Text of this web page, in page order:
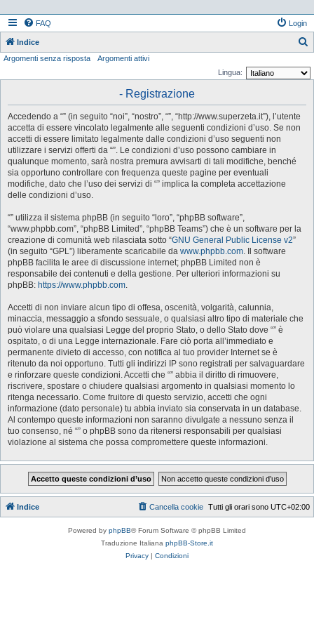
FAQ Login
Indice
Argomenti senza risposta
Argomenti attivi
Lingua:
- Registrazione
Accedendo a “” (in seguito “noi”, “nostro”, “”, “http://www.superzeta.it”), l’utente
accetta di essere vincolato legalmente alle seguenti condizioni d’uso. Se non
accetti di essere limitato legalmente dalle condizioni d’uso seguenti non
utilizzare i servizi offerti da “”. Le condizioni d’uso possono cambiare in
qualunque momento, sarà nostra premura avvisarti di tali modifiche, benché
sia opportuno controllare con frequenza queste pagine per eventuali
modifiche, dato che l’uso dei servizi di “” implica la completa accettazione
delle condizioni d’uso.
“” utilizza il sistema phpBB (in seguito “loro”, “phpBB software”,
“www.phpbb.com”, “phpBB Limited”, “phpBB Teams”) che è un software per la
creazione di comunità web rilasciata sotto “GNU General Public License v2”
(in seguito “GPL”) liberamente scaricabile da www.phpbb.com. Il software
phpBB facilita le aree di discussione internet; phpBB Limited non è
responsabile dei contenuti e della gestione. Per ulteriori informazioni su
phpBB: https://www.phpbb.com.
Accetti di non inviare alcun tipo di offesa, oscenità, volgarità, calunnia,
minaccia, messaggio a sfondo sessuale, o qualsiasi altro tipo di materiale che
può violare una qualsiasi Legge del proprio Stato, o dello Stato dove “” è
ospitato, o di una Legge internazionale. Fare ciò porta all’immediato e
permanente divieto di accesso, con notifica al tuo provider Internet se è
ritenuto da noi opportuno. Tutti gli indirizzi IP sono registrati per salvaguardare
e rinforzare queste condizioni. Accetti che “” abbia il diritto di rimuovere,
riscrivere, spostare o chiudere qualsiasi argomento in qualsiasi momento lo
ritenga necessario. Come fruitore di questo servizio, accetti che ogni
informazione (dato personale) tu abbia inviato sia conservata in un database.
Al contempo queste informazioni non saranno divulgate a nessuno senza il
tuo consenso, né “” o phpBB sono da ritenersi responsabili per qualsiasi
violazione al sistema che possa compromettere queste informazioni.
Indice Tutti gli orari sono UTC+02:00
Cancella cookie
Powered by phpBB® Forum Software © phpBB Limited
Traduzione Italiana phpBB-Store.it
Privacy | Condizioni